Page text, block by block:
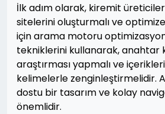
İlk adım olarak, kiremit
sitelerini oluşturmalı ve
için arama motoru
tekniklerini kullanarak, anahtar
araştırması yapmalı ve
kelimelerle zenginleştirmelidir.
dostu bir tasarım ve kolay
önemlidir.